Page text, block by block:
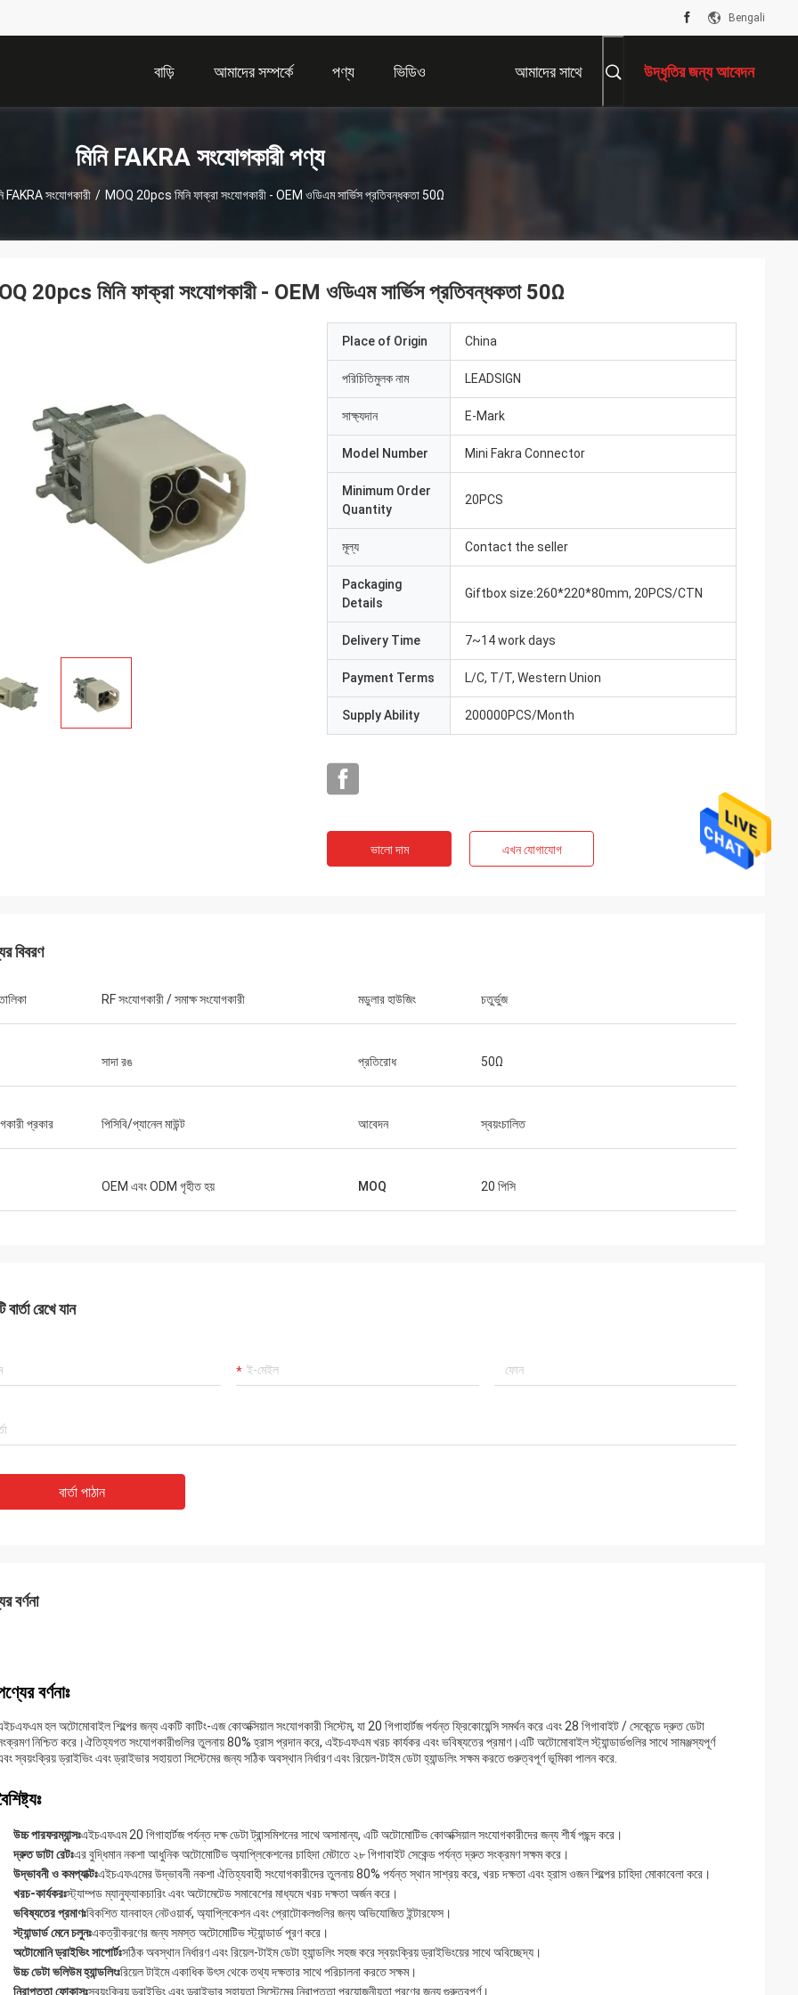
Bengali
বাড়ি আমাদের সম্পর্কে পণ্য ভিডিও আমাদের সাথে উদ্ধৃতির জন্য আবেদন
মিনি FAKRA সংযোগকারী পণ্য
FAKRA সংযোগকারী / MOQ 20pcs মিনি ফাক্রা সংযোগকারী - OEM ওডিএম সার্ভিস প্রতিবন্ধকতা 50Ω
20pcs মিনি ফাক্রা সংযোগকারী - OEM ওডিএম সার্ভিস প্রতিবন্ধকতা 50Ω
Place of Origin China
পরিচিতিমুলক নাম LEADSIGN
সাক্ষ্যদান E-Mark
Model Number Mini Fakra Connector
Minimum Order
Quantity
20PCS
মূল্য Contact the seller
Packaging
Details
Giftbox size:260*220*80mm, 20PCS/CTN
Delivery Time 7~14 work days
Payment Terms L/C, T/T, Western Union
Supply Ability 200000PCS/Month
ভালো দাম এখন যোগাযোগ
বিবরণ
RF সংযোগকারী / সমাক্ষ সংযোগকারী মডুলার হাউজিং চতুর্ভুজ
সাদা রঙ প্রতিরোধ 50Ω
প্রকার পিসিবি/প্যানেল মাউন্ট আবেদন স্বয়ংচালিত
OEM এবং ODM গৃহীত হয় MOQ 20 পিসি
বার্তা রেখে যান
বার্তা পাঠান
বর্ণনা
বর্ণনাঃ
হল অটোমোবাইল শিল্পের জন্য একটি কাটিং-এজ কোঅক্সিয়াল সংযোগকারী সিস্টেম, যা 20 গিগাহার্টজ পর্যন্ত ফ্রিকোয়েন্সি সমর্থন করে এবং 28 গিগাবাইট / সেকেন্ডে দ্রুত ডেটা
নিশ্চিত করে।ঐতিহ্যগত সংযোগকারীগুলির তুলনায় 80% হ্রাস প্রদান করে, এইচএফএম খরচ কার্যকর এবং ভবিষ্যতের প্রমাণ।এটি অটোমোবাইল স্ট্যান্ডার্ডগুলির সাথে সামঞ্জস্যপূর্ণ
স্বয়ংক্রিয় ড্রাইভিং এবং ড্রাইভার সহায়তা সিস্টেমের জন্য সঠিক অবস্থান নির্ধারণ এবং রিয়েল-টাইম ডেটা হ্যান্ডলিং সক্ষম করতে গুরুত্বপূর্ণ ভূমিকা পালন করে.
উচ্চ পারফরম্যান্সঃএইচএফএম 20 গিগাহার্টজ পর্যন্ত দক্ষ ডেটা ট্রান্সমিশনের সাথে অসামান্য, এটি অটোমোটিভ কোঅক্সিয়াল সংযোগকারীদের জন্য শীর্ষ পছন্দ করে।
দ্রুত ডাটা রেটঃএর বুদ্ধিমান নকশা আধুনিক অটোমোটিভ অ্যাপ্লিকেশনের চাহিদা মেটাতে ২৮ গিগাবাইট সেকেন্ড পর্যন্ত দ্রুত সংক্রমণ সক্ষম করে।
উদ্ভাবনী ও কমপ্যাক্টঃএইচএফএমের উদ্ভাবনী নকশা ঐতিহ্যবাহী সংযোগকারীদের তুলনায় 80% পর্যন্ত স্থান সাশ্রয় করে, খরচ দক্ষতা এবং হ্রাস ওজন শিল্পের চাহিদা মোকাবেলা করে।
খরচ-কার্যকরঃস্ট্যাম্পড ম্যানুফ্যাকচারিং এবং অটোমেটেড সমাবেশের মাধ্যমে খরচ দক্ষতা অর্জন করে।
ভবিষ্যতের প্রমাণঃবিকশিত যানবাহন নেটওয়ার্ক, অ্যাপ্লিকেশন এবং প্রোটোকলগুলির জন্য অভিযোজিত ইন্টারফেস।
স্ট্যান্ডার্ড মেনে চলুনঃএকত্রীকরণের জন্য সমস্ত অটোমোটিভ স্ট্যান্ডার্ড পূরণ করে।
অটোমোনি ড্রাইভিং সাপোর্টঃসঠিক অবস্থান নির্ধারণ এবং রিয়েল-টাইম ডেটা হ্যান্ডলিং সহজ করে স্বয়ংক্রিয় ড্রাইভিংয়ের সাথে অবিচ্ছেদ্য।
উচ্চ ডেটা ভলিউম হ্যান্ডলিংঃরিয়েল টাইমে একাধিক উৎস থেকে তথ্য দক্ষতার সাথে পরিচালনা করতে সক্ষম।
নিরাপত্তা ফোকাসঃস্বয়ংক্রিয় ড্রাইভিং এবং ড্রাইভার সহায়তা সিস্টেমের নিরাপত্তা প্রয়োজনীয়তা পূরণের জন্য গুরুত্বপূর্ণ।